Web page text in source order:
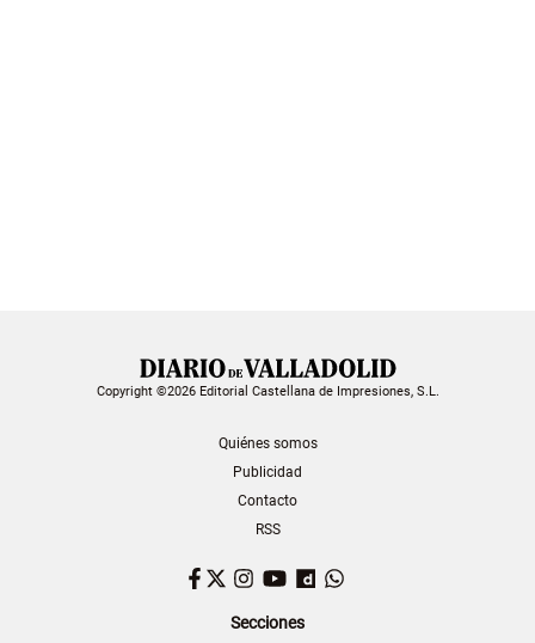
Copyright ©2026 Editorial Castellana de Impresiones, S.L.
Quiénes somos
Publicidad
Contacto
RSS
Facebook
TwitterInstagram
YouTubeDailymotion
Secciones